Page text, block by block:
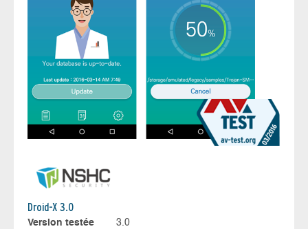
Droid-X 3.0
Version testée
3.0